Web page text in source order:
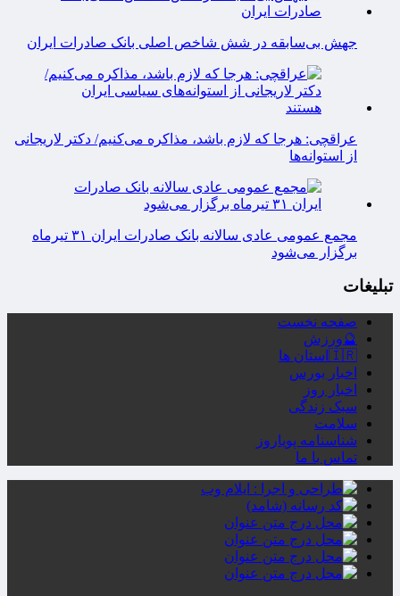
جهش بی‌سابقه در شش شاخص اصلی بانک صادرات ایران
عراقچی: هرجا که لازم باشد، مذاکره می‌کنیم/ دکتر لاریجانی
از استوانه‌ها
مجمع عمومی عادی سالانه بانک صادرات ایران ۳۱ تیرماه
برگزار می‌شود
تبلیغات
صفحه نخست
🔮ورزش
🇮🇷استان ها
اخبار بورس
اخبار روز
سبک زندگی
سلامت
شناسنامه پویاروز
تماس با ما